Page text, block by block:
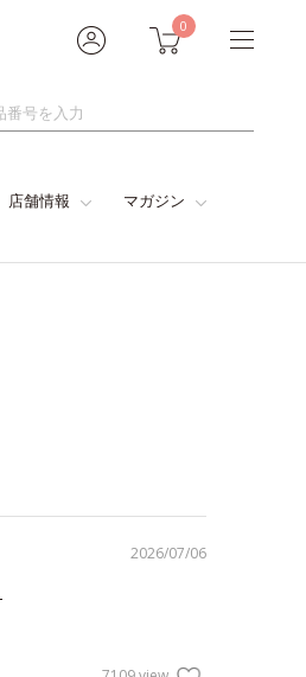
0
店舗情報 マガジン
2026/07/06